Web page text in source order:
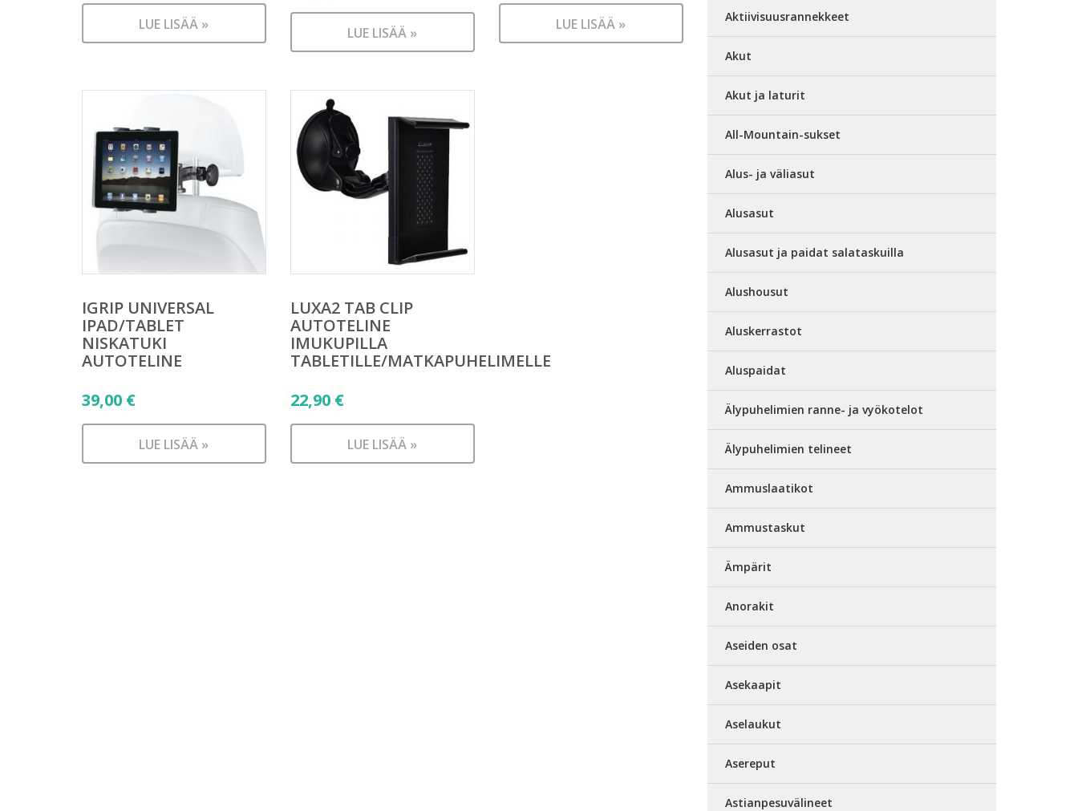
LUE LISÄÄ » LUE LISÄÄ » LUE LISÄÄ »
IGRIP UNIVERSAL
IPAD/TABLET
NISKATUKI
AUTOTELINE
39,00 €
LUE LISÄÄ »
LUXA2 TAB CLIP
AUTOTELINE
IMUKUPILLA
TABLETILLE/MATKAPUHELIMELLE
22,90 €
LUE LISÄÄ »
Aktiivisuusrannekkeet
Akut
Akut ja laturit
All-Mountain-sukset
Alus- ja väliasut
Alusasut
Alusasut ja paidat salataskuilla
Alushousut
Aluskerrastot
Aluspaidat
Älypuhelimien ranne- ja vyökotelot
Älypuhelimien telineet
Ammuslaatikot
Ammustaskut
Ämpärit
Anorakit
Aseiden osat
Asekaapit
Aselaukut
Asereput
Astianpesuvälineet